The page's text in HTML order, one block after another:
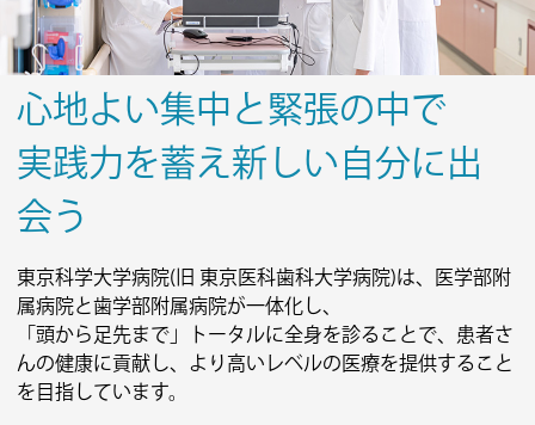
2026.04.22
歯科医師臨床研修
第2回 歯科医師臨床研修説明会 参加受付を開始
しました！
→終了しました
2026.04.01
2026年度第１回東京科学大学病院歯科臨床研
修指導歯科医講習会 情報を更新しました。
→ 終了しました
心地よい集中と緊張の中で
実践力を蓄え新しい自分に出
会う
東京科学大学病院(旧 東京医科歯科大学病院)は、医学部附
属病院と歯学部附属病院が一体化し、
「頭から足先まで」
トータルに全身を診ることで、患者さ
んの健康に貢献し、より高いレベルの医療を提供すること
を目指しています。